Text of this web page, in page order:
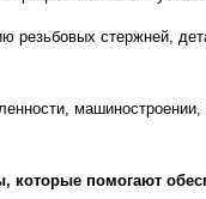
резьбовых стержней,
машиностроении,
которые помогают